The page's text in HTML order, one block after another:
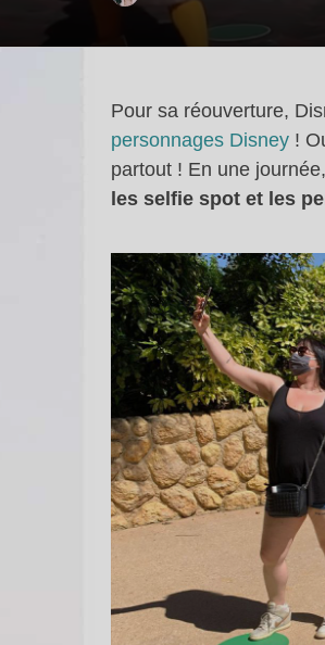
Pour sa réouverture,
personnages Disney !
partout ! En une
les selfie spot et les